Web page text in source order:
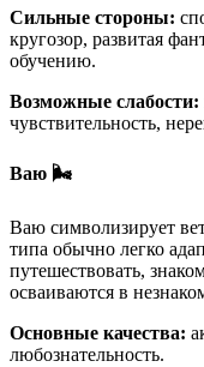
Сильные стороны:
кругозор, развитая
обучению.
Возможные слабости:
чувствительность,
Ваю 🌬️
Ваю символизирует
типа обычно легко
путешествовать,
осваиваются в
Основные качества:
любознательность.